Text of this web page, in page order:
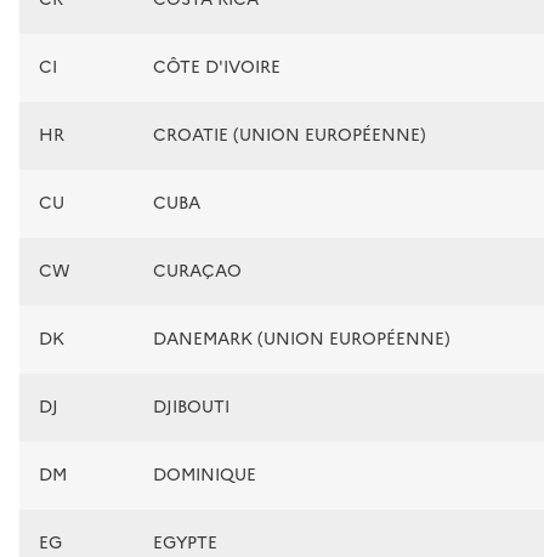
CI CÔTE D'IVOIRE
HR CROATIE (UNION EUROPÉENNE)
CU CUBA
CW CURAÇAO
DK DANEMARK (UNION EUROPÉENNE)
DJ DJIBOUTI
DM DOMINIQUE
EG EGYPTE